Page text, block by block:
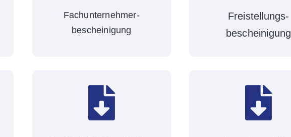
Fachunternehmer-
bescheinigung
Freistellungs-
bescheinigung
 